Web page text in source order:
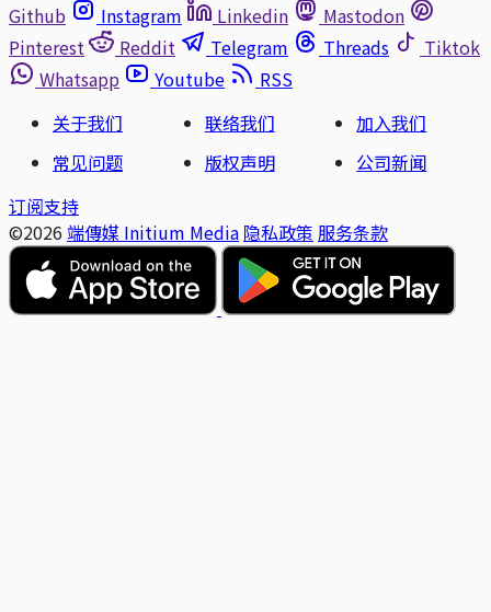
Github
Instagram Linkedin
Mastodon
Pinterest
Reddit Telegram Threads
Tiktok
Whatsapp
Youtube
RSS
关于我们
联络我们
加入我们
常见问题
版权声明
公司新闻
订阅支持
©2026 端傳媒 Initium Media 隐私政策 服务条款